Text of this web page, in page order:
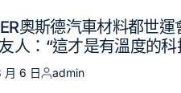
奧斯德汽車材料都世運
人：“這才是有溫度的科
6 日
Posted
admin